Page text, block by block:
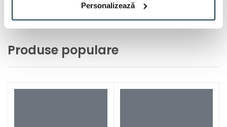
Personalizează
1 / 2 pagini(22 articol)
Produse populare